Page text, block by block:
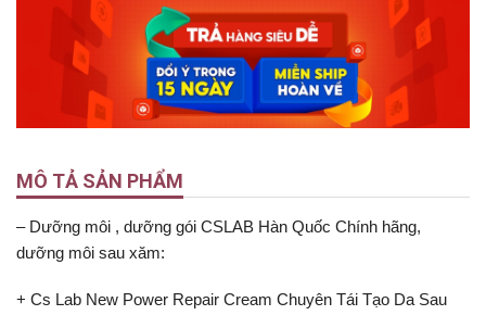
MÔ TẢ SẢN PHẨM
– Dưỡng môi , dưỡng gói CSLAB Hàn Quốc Chính hãng,
dưỡng môi sau xăm:
+ Cs Lab New Power Repair Cream Chuyên Tái Tạo Da Sau